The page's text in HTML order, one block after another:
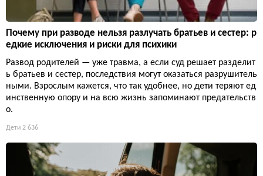
Почему при разводе нельзя разлучать братьев и сестер: р
едкие исключения и риски для психики
Развод родителей — уже травма, а если суд решает разделит
ь братьев и сестер, последствия могут оказаться разрушитель
ными. Взрослым кажется, что так удобнее, но дети теряют ед
инственную опору и на всю жизнь запоминают предательств
о.
Дети 2 636